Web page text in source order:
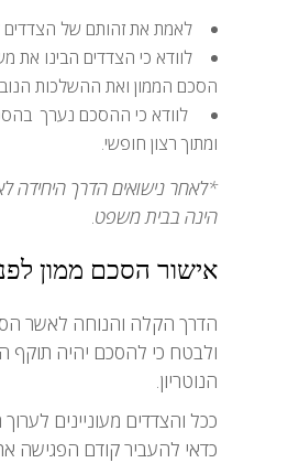
לאמת את זהותם של
לוודא כי הצדדים הבינו את
הסכם הממון ואת ההשלכות
לוודא כי ההסכם נערך
ומתוך רצון חופשי.
*לאחר נישואים הדרך היחידה
הינה בבית משפט.
אישור הסכם ממון
הדרך הקלה והנוחה לאשר
ולבטח כי להסכם יהיה תוקף
הנוטריון.
ככל והצדדים מעוניינים
כדאי להעביר קודם הפגישה